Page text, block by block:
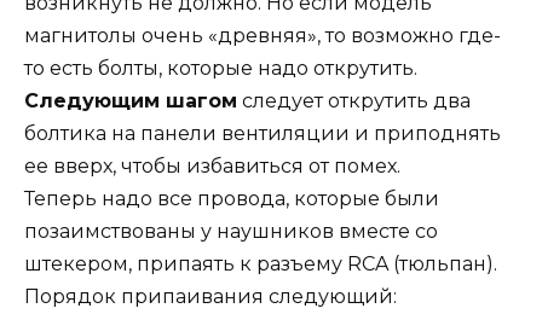
магнитолы очень «древняя», то возможно где-
то есть болты, которые надо открутить.
Следующим шагом следует открутить два
болтика на панели вентиляции и приподнять
ее вверх, чтобы избавиться от помех.
Теперь надо все провода, которые были
позаимствованы у наушников вместе со
штекером, припаять к разъему RCA (тюльпан).
Порядок припаивания следующий: